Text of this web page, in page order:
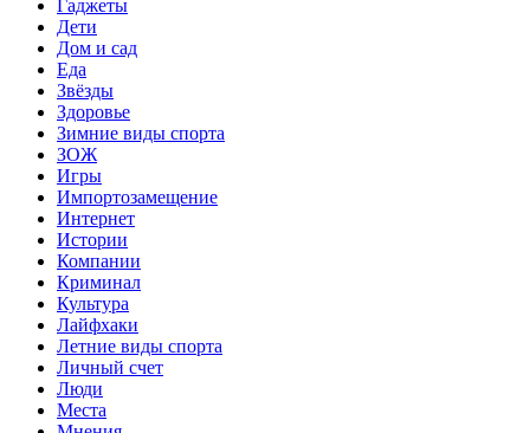
Гаджеты
Дети
Дом и сад
Еда
Звёзды
Здоровье
Зимние виды спорта
ЗОЖ
Игры
Импортозамещение
Интернет
Истории
Компании
Криминал
Культура
Лайфхаки
Летние виды спорта
Личный счет
Люди
Места